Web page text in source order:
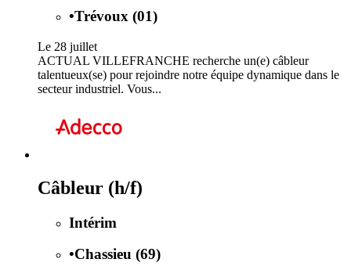
•Trévoux (01)
Le 28 juillet
ACTUAL VILLEFRANCHE recherche un(e) câbleur
talentueux(se) pour rejoindre notre équipe dynamique dans le
secteur industriel. Vous...
Câbleur (h/f)
Intérim
•Chassieu (69)